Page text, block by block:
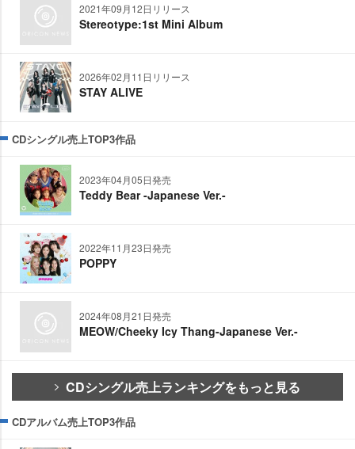
2021年09月12日リリース
Stereotype:1st Mini Album
2026年02月11日リリース
STAY ALIVE
CDシングル売上TOP3作品
2023年04月05日発売
Teddy Bear -Japanese Ver.-
2022年11月23日発売
POPPY
2024年08月21日発売
MEOW/Cheeky Icy Thang-Japanese Ver.-
CDシングル売上ランキングをもっと見る
CDアルバム売上TOP3作品